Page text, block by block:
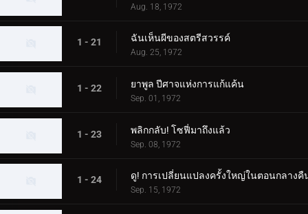
Aug. 18, 1972
1 - 21 ฉันเห็นผีของสตรีสวรรค์
Aug. 25, 1972
1 - 22 ยาพูล ปีศาจแห่งการแก้แค้น
Sep. 01, 1972
1 - 23 พลิกกลับ! โซฟี่มาถึงแล้ว
Sep. 08, 1972
1 - 24 ดู! การเปลี่ยนแปลงครั้งใหญ่ในตอนกลางคื
Sep. 15, 1972